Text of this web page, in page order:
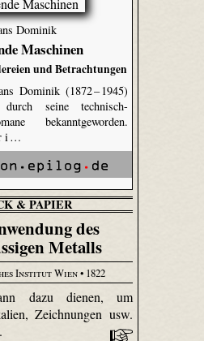
Dominik
Maschinen
und Betrachtungen
Dominik (1872 – 1945)
seine technisch-
bekanntgeworden.
i …
& PAPIER
des
Metalls
Institut Wien• 1822
dazu dienen, um
Zeichnungen usw.